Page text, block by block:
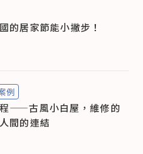
的居家節能小撇步！
例
——古風小白屋，維修的
間的連結